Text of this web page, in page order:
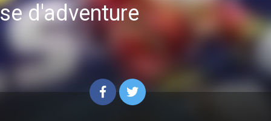
d'adventure